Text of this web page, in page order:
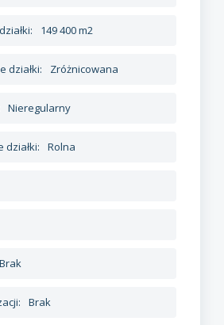
149 400 m2
działki: Zróżnicowana
Nieregularny
działki: Rolna
Brak
Brak